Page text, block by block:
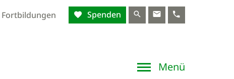
Fortbildungen Spenden
Menü